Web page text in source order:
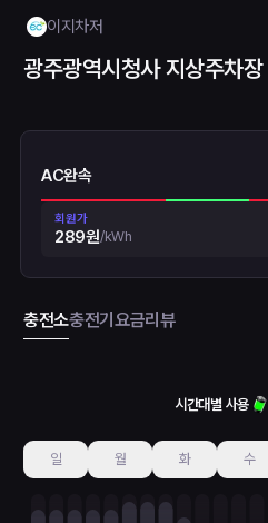
이지차저
광주광역시청사 지상주차장
AC완속
회원가
289원/kWh
충전소충전기요금리뷰
시간대별 사용
일 월 화 수